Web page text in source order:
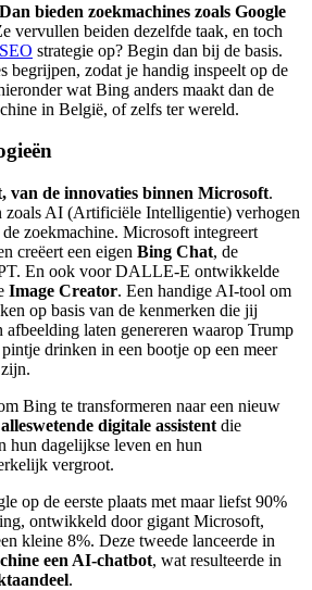
bieden zoekmachines zoals Google
vervullen beiden dezelfde taak, en toch
SEO strategie op? Begin dan bij de basis.
begrijpen, zodat je handig inspeelt op de
wat Bing anders maakt dan de
in België, of zelfs ter wereld.
van de innovaties binnen Microsoft.
zoals AI (Artificiële Intelligentie) verhogen
zoekmachine. Microsoft integreert
creëert een eigen Bing Chat, de
En ook voor DALLE-E ontwikkelde
Image Creator. Een handige AI-tool om
op basis van de kenmerken die jij
laten genereren waarop Trump
drinken in een bootje op een meer
Bing te transformeren naar een nieuw
alleswetende digitale assistent die
hun dagelijkse leven en hun
vergroot.
op de eerste plaats met maar liefst 90%
ontwikkeld door gigant Microsoft,
kleine 8%. Deze tweede lanceerde in
een AI-chatbot, wat resulteerde in
.